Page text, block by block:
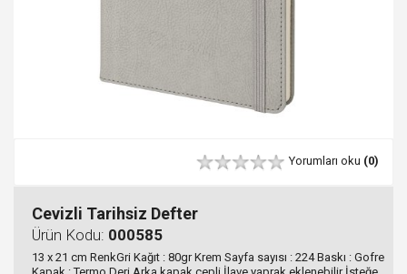
Yorumları oku (0)
Cevizli Tarihsiz Defter
Ürün Kodu: 000585
13 x 21 cm RenkGri Kağıt : 80gr Krem Sayfa sayısı : 224 Baskı : Gofre